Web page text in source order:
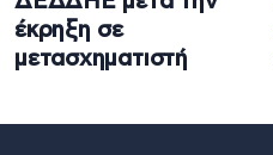
έκρηξη σε
μετασχηματιστή